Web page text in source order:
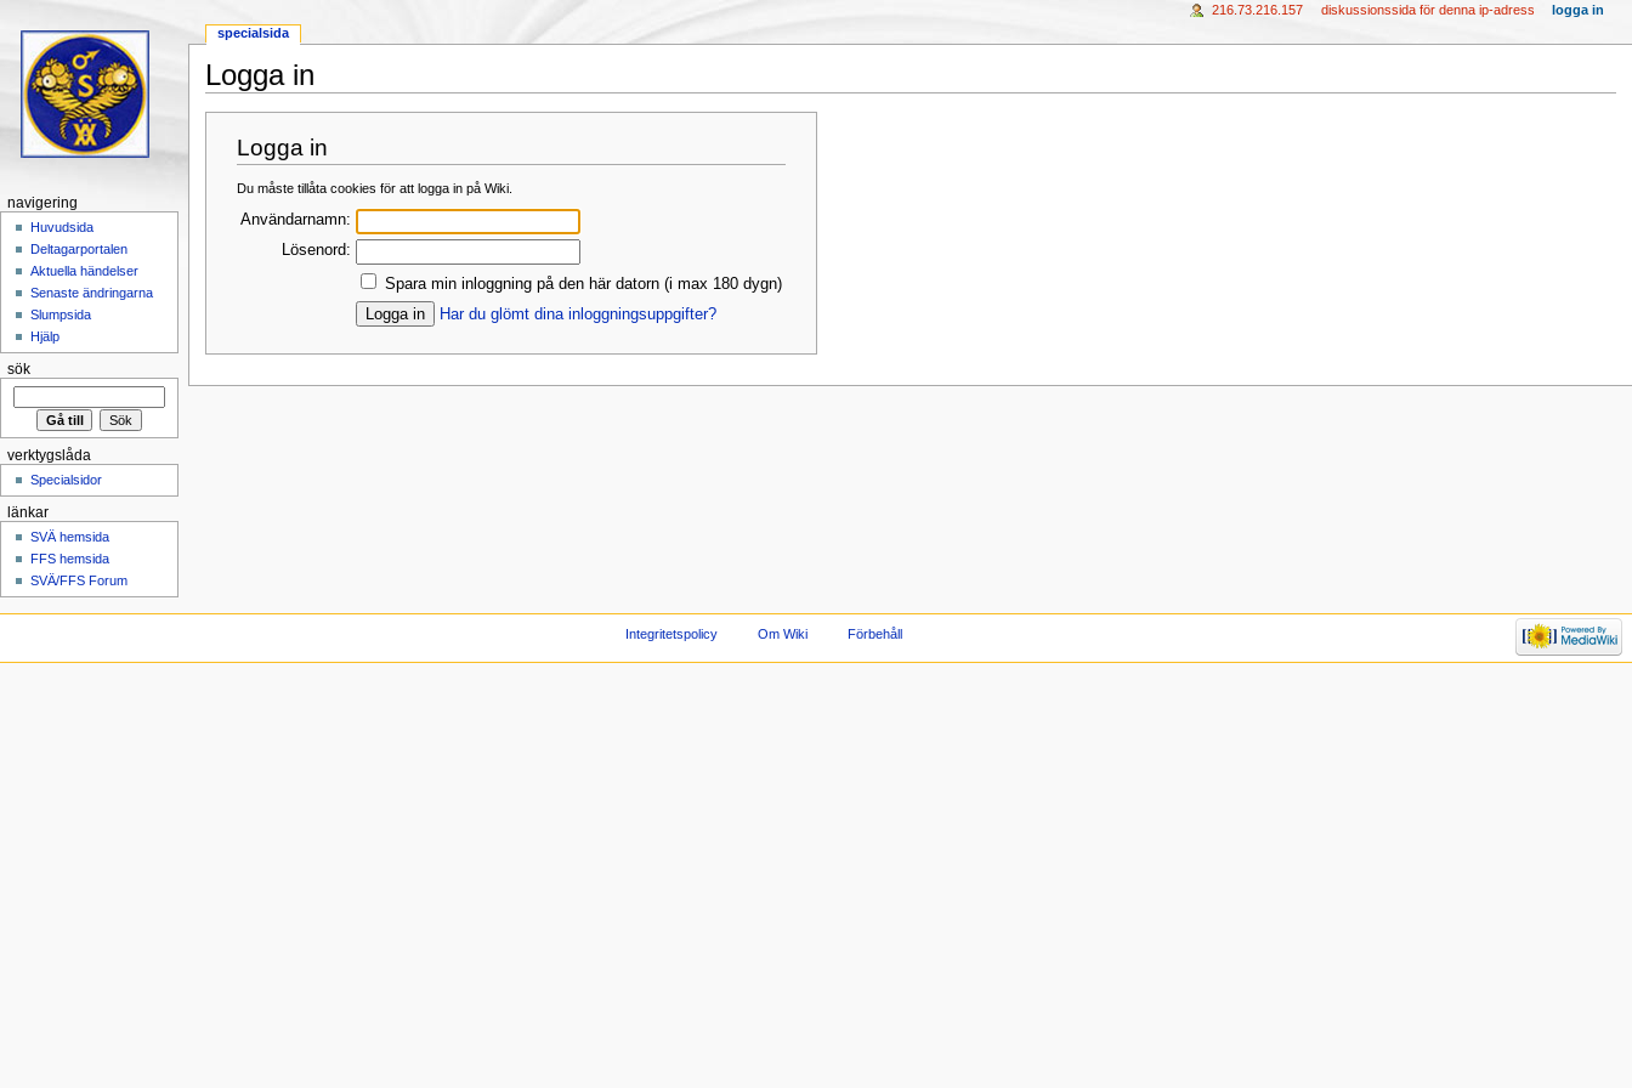
Logga in
Logga in
Du måste tillåta cookies för att logga in på Wiki.
Användarnamn:
Lösenord:
Spara min inloggning på den här datorn (i max 180 dygn)
Har du glömt dina inloggningsuppgifter?
specialsida
216.73.216.157 diskussionssida för denna ip-adress logga in
navigering
Huvudsida
Deltagarportalen
Aktuella händelser
Senaste ändringarna
Slumpsida
Hjälp
sök
verktygslåda
Specialsidor
länkar
SVÄ hemsida
FFS hemsida
SVÄ/FFS Forum
Integritetspolicy Om Wiki Förbehåll